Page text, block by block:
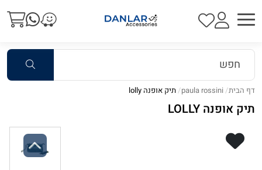
דף הבית paula rossini תיק אופנה lolly
תיק אופנה LOLLY
Previous